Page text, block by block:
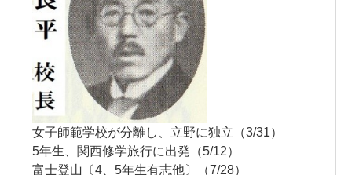
女子師範学校が分離し、立野に独立（3/31）
5年生、関西修学旅行に出発（5/12）
富士登山〔4、5年生有志他〕（7/28）